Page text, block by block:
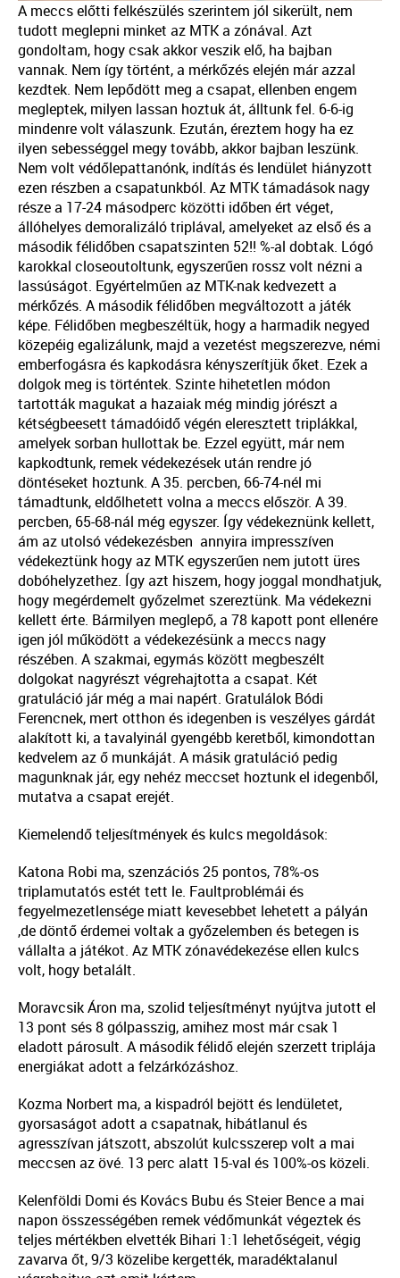
A meccs előtti felkészülés szerintem jól sikerült, nem
tudott meglepni minket az MTK a zónával. Azt
gondoltam, hogy csak akkor veszik elő, ha bajban
vannak. Nem így történt, a mérkőzés elején már azzal
kezdtek. Nem lepődött meg a csapat, ellenben engem
megleptek, milyen lassan hoztuk át, álltunk fel. 6-6-ig
mindenre volt válaszunk. Ezután, éreztem hogy ha ez
ilyen sebességgel megy tovább, akkor bajban leszünk.
Nem volt védőlepattanónk, indítás és lendület hiányzott
ezen részben a csapatunkból. Az MTK támadások nagy
része a 17-24 másodperc közötti időben ért véget,
állóhelyes demoralizáló triplával, amelyeket az első és a
második félidőben csapatszinten 52!! %-al dobtak. Lógó
karokkal closeoutoltunk, egyszerűen rossz volt nézni a
lassúságot. Egyértelműen az MTK-nak kedvezett a
mérkőzés. A második félidőben megváltozott a játék
képe. Félidőben megbeszéltük, hogy a harmadik negyed
közepéig egalizálunk, majd a vezetést megszerezve, némi
emberfogásra és kapkodásra kényszerítjük őket. Ezek a
dolgok meg is történtek. Szinte hihetetlen módon
tartották magukat a hazaiak még mindig jórészt a
kétségbeesett támadóidő végén eleresztett triplákkal,
amelyek sorban hullottak be. Ezzel együtt, már nem
kapkodtunk, remek védekezések után rendre jó
döntéseket hoztunk. A 35. percben, 66-74-nél mi
támadtunk, eldőlhetett volna a meccs először. A 39.
percben, 65-68-nál még egyszer. Így védekeznünk kellett,
ám az utolsó védekezésben annyira impresszíven
védekeztünk hogy az MTK egyszerűen nem jutott üres
dobóhelyzethez. Így azt hiszem, hogy joggal mondhatjuk,
hogy megérdemelt győzelmet szereztünk. Ma védekezni
kellett érte. Bármilyen meglepő, a 78 kapott pont ellenére
igen jól működött a védekezésünk a meccs nagy
részében. A szakmai, egymás között megbeszélt
dolgokat nagyrészt végrehajtotta a csapat. Két
gratuláció jár még a mai napért. Gratulálok Bódi
Ferencnek, mert otthon és idegenben is veszélyes gárdát
alakított ki, a tavalyinál gyengébb keretből, kimondottan
kedvelem az ő munkáját. A másik gratuláció pedig
magunknak jár, egy nehéz meccset hoztunk el idegenből,
mutatva a csapat erejét.
Kiemelendő teljesítmények és kulcs megoldások:
Katona Robi ma, szenzációs 25 pontos, 78%-os
triplamutatós estét tett le. Faultproblémái és
fegyelmezetlensége miatt kevesebbet lehetett a pályán
,de döntő érdemei voltak a győzelemben és betegen is
vállalta a játékot. Az MTK zónavédekezése ellen kulcs
volt, hogy betalált.
Moravcsik Áron ma, szolid teljesítményt nyújtva jutott el
13 pont sés 8 gólpasszig, amihez most már csak 1
eladott párosult. A második félidő elején szerzett triplája
energiákat adott a felzárkózáshoz.
Kozma Norbert ma, a kispadról bejött és lendületet,
gyorsaságot adott a csapatnak, hibátlanul és
agresszívan játszott, abszolút kulcsszerep volt a mai
meccsen az övé. 13 perc alatt 15-val és 100%-os közeli.
Kelenföldi Domi és Kovács Bubu és Steier Bence a mai
napon összességében remek védőmunkát végeztek és
teljes mértékben elvették Bihari 1:1 lehetőségeit, végig
zavarva őt, 9/3 közelibe kergették, maradéktalanul